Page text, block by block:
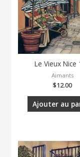
Le Vieux Nice
Aimants
$12.00
Ajouter au